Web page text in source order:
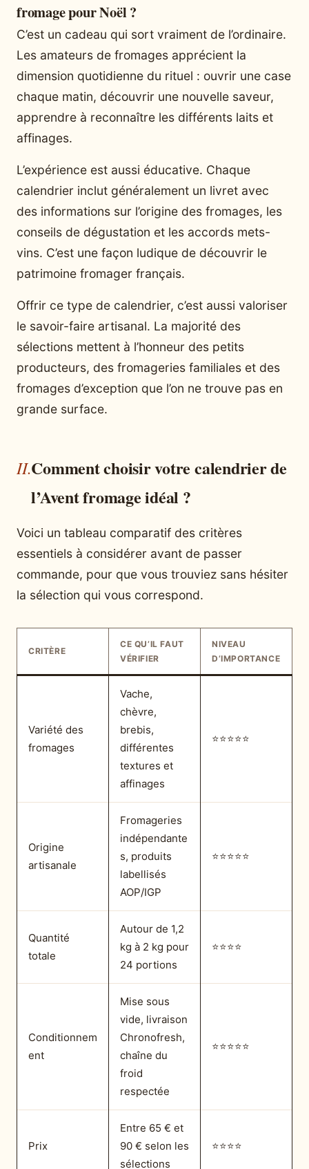
fromage pour Noël ?
C’est un cadeau qui sort vraiment de l’ordinaire.
Les amateurs de fromages apprécient la
dimension quotidienne du rituel : ouvrir une case
chaque matin, découvrir une nouvelle saveur,
apprendre à reconnaître les différents laits et
affinages.
L’expérience est aussi éducative. Chaque
calendrier inclut généralement un livret avec
des informations sur l’origine des fromages, les
conseils de dégustation et les accords mets-
vins. C’est une façon ludique de découvrir le
patrimoine fromager français.
Offrir ce type de calendrier, c’est aussi valoriser
le savoir-faire artisanal. La majorité des
sélections mettent à l’honneur des petits
producteurs, des fromageries familiales et des
fromages d’exception que l’on ne trouve pas en
grande surface.
Comment choisir votre calendrier de
l’Avent fromage idéal ?
Voici un tableau comparatif des critères
essentiels à considérer avant de passer
commande, pour que vous trouviez sans hésiter
la sélection qui vous correspond.
CRITÈRE
CE QU’IL FAUT
VÉRIFIER
NIVEAU
D’IMPORTANCE
Variété des
fromages
Vache,
chèvre,
brebis,
différentes
textures et
affinages
⭐⭐⭐⭐⭐
Origine
artisanale
Fromageries
indépendante
s, produits
labellisés
AOP/IGP
⭐⭐⭐⭐⭐
Quantité
totale
Autour de 1,2
kg à 2 kg pour
24 portions
⭐⭐⭐⭐
Conditionnem
ent
Mise sous
vide, livraison
Chronofresh,
chaîne du
froid
respectée
⭐⭐⭐⭐⭐
Prix
Entre 65 € et
90 € selon les
sélections
⭐⭐⭐⭐